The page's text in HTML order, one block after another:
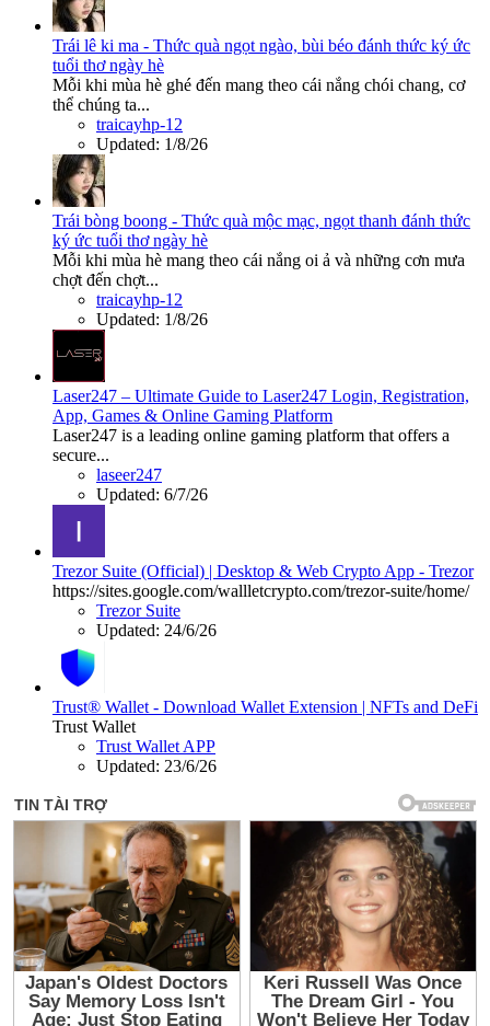
Trái lê ki ma - Thức quà ngọt ngào, bùi béo đánh thức ký ức
tuổi thơ ngày hè
Mỗi khi mùa hè ghé đến mang theo cái nắng chói chang, cơ
thể chúng ta...
traicayhp-12
Updated: 1/8/26
Trái bòng boong - Thức quà mộc mạc, ngọt thanh đánh thức
ký ức tuổi thơ ngày hè
Mỗi khi mùa hè mang theo cái nắng oi ả và những cơn mưa
chợt đến chợt...
traicayhp-12
Updated: 1/8/26
Laser247 – Ultimate Guide to Laser247 Login, Registration,
App, Games & Online Gaming Platform
Laser247 is a leading online gaming platform that offers a
secure...
laseer247
Updated: 6/7/26
Trezor Suite (Official) | Desktop & Web Crypto App - Trezor
https://sites.google.com/wallletcrypto.com/trezor-suite/home/
Trezor Suite
Updated: 24/6/26
Trust® Wallet - Download Wallet Extension | NFTs and DeFi
Trust Wallet
Trust Wallet APP
Updated: 23/6/26